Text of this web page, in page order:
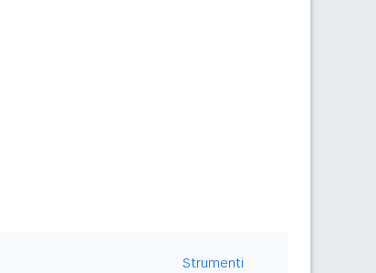
Strumenti